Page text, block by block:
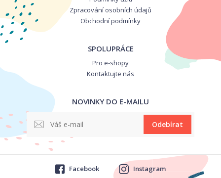
Zpracování osobních údajů
Obchodní podmínky
SPOLUPRÁCE
Pro e-shopy
Kontaktujte nás
NOVINKY DO E-MAILU
Odebírat
Facebook Instagram